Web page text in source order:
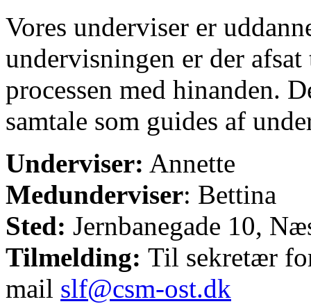
Vores underviser er
undervisningen er der
processen med hinanden.
samtale som guides af
Underviser: Annette
Medunderviser: Bettina
Sted: Jernbanegade 10,
Tilmelding: Til sekretær
mail slf@csm-ost.dk